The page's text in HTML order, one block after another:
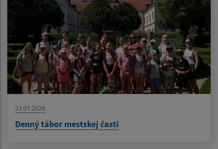
23.07.2026
Denný tábor mestskej časti